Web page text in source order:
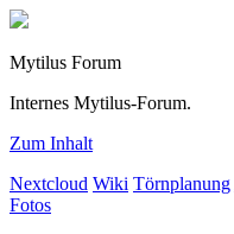
Mytilus Forum
Internes Mytilus-Forum.
Zum Inhalt
Nextcloud Wiki Törnplanung
Fotos